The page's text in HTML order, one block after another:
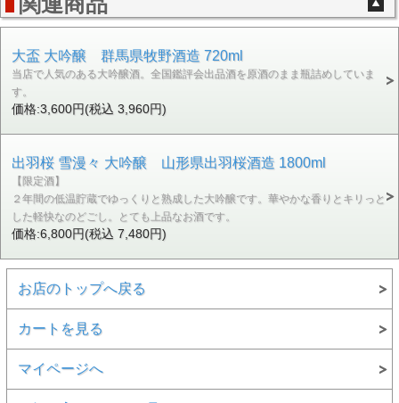
大盃 大吟醸 群馬県牧野酒造 720ml
当店で人気のある大吟醸酒。全国鑑評会出品酒を原酒のまま瓶詰めしていま
す。
価格:3,600円(税込 3,960円)
出羽桜 雪漫々 大吟醸 山形県出羽桜酒造 1800ml
【限定酒】
２年間の低温貯蔵でゆっくりと熟成した大吟醸です。華やかな香りとキリっと
した軽快なのどごし。とても上品なお酒です。
価格:6,800円(税込 7,480円)
お店のトップへ戻る
カートを見る
マイページへ